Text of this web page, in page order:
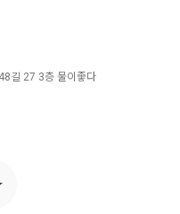
길 27 3층 물이좋다